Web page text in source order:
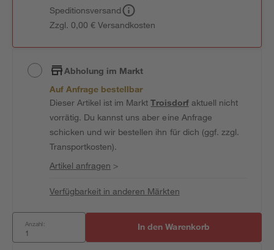
Speditionsversand
Zzgl. 0,00 € Versandkosten
Abholung im Markt
Auf Anfrage bestellbar
Dieser Artikel ist im MarktTroisdorfaktuell nicht
vorrätig. Du kannst uns aber eine Anfrage
schicken und wir bestellen ihn für dich (ggf. zzgl.
Transportkosten).
Artikel anfragen >
Verfügbarkeit in anderen Märkten
Anzahl: In den Warenkorb